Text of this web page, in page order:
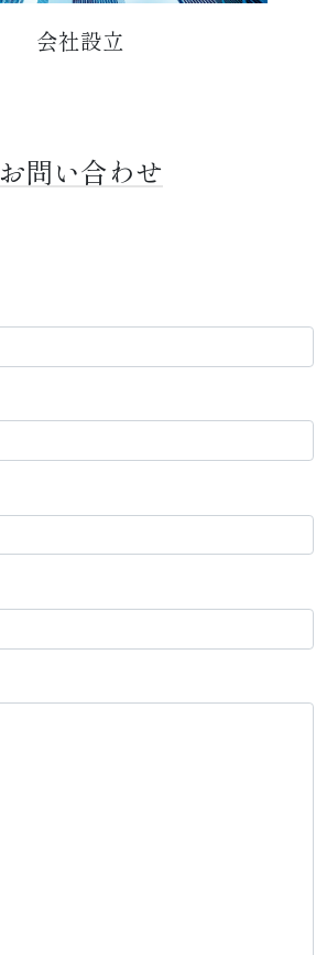
会社設立
お問い合わせ